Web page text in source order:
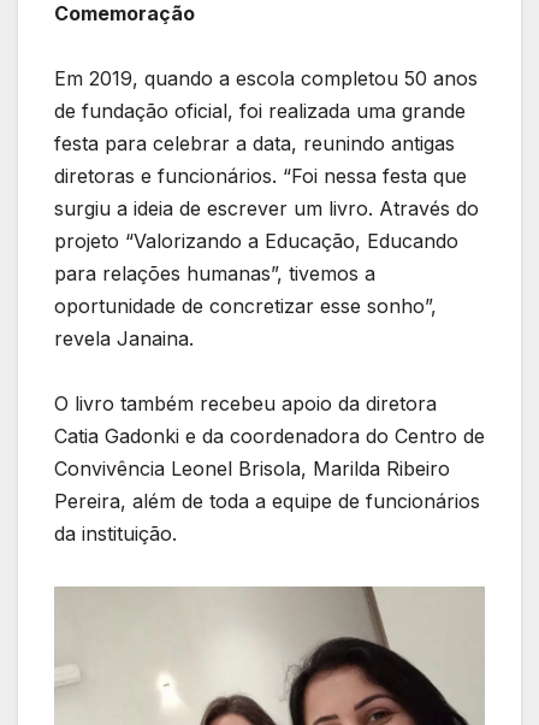
Comemoração
Em 2019, quando a escola completou 50 anos
de fundação oficial, foi realizada uma grande
festa para celebrar a data, reunindo antigas
diretoras e funcionários. “Foi nessa festa que
surgiu a ideia de escrever um livro. Através do
projeto “Valorizando a Educação, Educando
para relações humanas”, tivemos a
oportunidade de concretizar esse sonho”,
revela Janaina.
O livro também recebeu apoio da diretora
Catia Gadonki e da coordenadora do Centro de
Convivência Leonel Brisola, Marilda Ribeiro
Pereira, além de toda a equipe de funcionários
da instituição.